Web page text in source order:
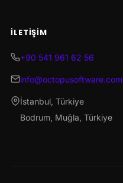
İLETIŞIM
+90 541 961 62 56
info@octopusoftware.com
İstanbul, Türkiye
Bodrum, Muğla, Türkiye